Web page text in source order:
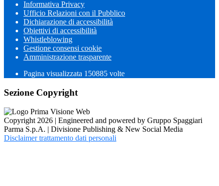
Informativa Privacy
Ufficio Relazioni con il Pubblico
Dichiarazione di accessibilità
Obiettivi di accessibilità
Whistleblowing
Gestione consensi cookie
Amministrazione trasparente
Pagina visualizzata 150885 volte
Sezione Copyright
Copyright 2026 | Engineered and powered by Gruppo Spaggiari
Parma S.p.A. | Divisione Publishing & New Social Media
Disclaimer trattamento dati personali